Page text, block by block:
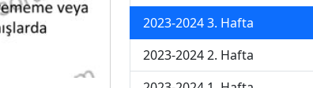
2023-2024 3. Hafta
2023-2024 2. Hafta